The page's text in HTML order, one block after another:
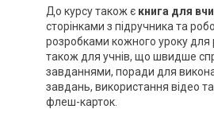
До курсу також є книга для
сторінками з підручника та
розробками кожного уроку для
також для учнів, що швидше
завданнями, поради для
завдань, використання відео та
флеш-карток.